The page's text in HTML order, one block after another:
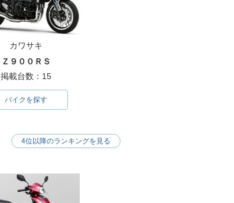
カワサキ
Ｚ９００ＲＳ
掲載台数：15
バイクを探す
4位以降のランキングを見る